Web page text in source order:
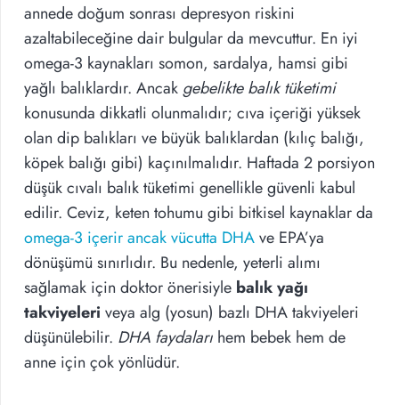
annede doğum sonrası depresyon riskini
azaltabileceğine dair bulgular da mevcuttur. En iyi
omega-3 kaynakları somon, sardalya, hamsi gibi
yağlı balıklardır. Ancakgebelikte balık tüketimi
konusunda dikkatli olunmalıdır; cıva içeriği yüksek
olan dip balıkları ve büyük balıklardan (kılıç balığı,
köpek balığı gibi) kaçınılmalıdır. Haftada 2 porsiyon
düşük cıvalı balık tüketimi genellikle güvenli kabul
edilir. Ceviz, keten tohumu gibi bitkisel kaynaklar da
omega-3 içerir ancak vücutta DHAve EPA’ya
dönüşümü sınırlıdır. Bu nedenle, yeterli alımı
sağlamak için doktor önerisiyle balık yağı
takviyeleri veya alg (yosun) bazlı DHA takviyeleri
düşünülebilir. DHA faydaları hem bebek hem de
anne için çok yönlüdür.